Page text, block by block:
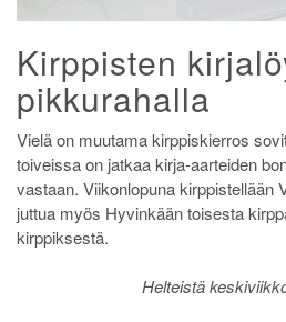
Kirppisten
pikkurahalla
Vielä on muutama kirppiskierros
toiveissa on jatkaa kirja-aarteiden
vastaan. Viikonlopuna kirppistellään
juttua myös Hyvinkään toisesta
kirppiksestä.
Helteistä